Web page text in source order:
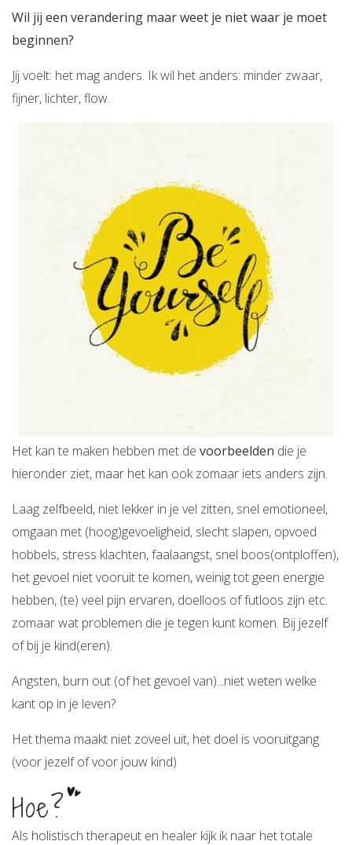
Wil jij een verandering maar weet je niet waar je moet
beginnen?
Jij voelt: het mag anders. Ik wil het anders: minder zwaar,
fijner, lichter, flow.
Het kan te maken hebben met de voorbeelden die je
hieronder ziet, maar het kan ook zomaar iets anders zijn.
Laag zelfbeeld, niet lekker in je vel zitten, snel emotioneel,
omgaan met (hoog)gevoeligheid, slecht slapen, opvoed
hobbels, stress klachten, faalaangst, snel boos(ontploffen),
het gevoel niet vooruit te komen, weinig tot geen energie
hebben, (te) veel pijn ervaren, doelloos of futloos zijn etc.
zomaar wat problemen die je tegen kunt komen. Bij jezelf
of bij je kind(eren).
Angsten, burn out (of het gevoel van)...niet weten welke
kant op in je leven?
Het thema maakt niet zoveel uit, het doel is vooruitgang
(voor jezelf of voor jouw kind)
Hoe?
Als holistisch therapeut en healer kijk ik naar het totale